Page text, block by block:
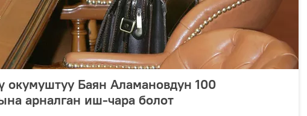
окумуштуу Баян Аламановдун 100
арналган иш-чара болот